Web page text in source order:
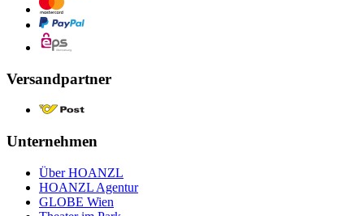
Versandpartner
Unternehmen
Über HOANZL
HOANZL Agentur
GLOBE Wien